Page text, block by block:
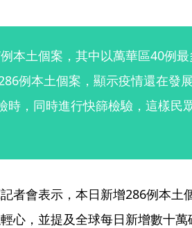
本土個案，其中以萬華區40例
例本土個案，顯示疫情還在發
時，同時進行快篩檢驗，這樣民
者會表示，本日新增286例本土
心，並提及全球每日新增數十